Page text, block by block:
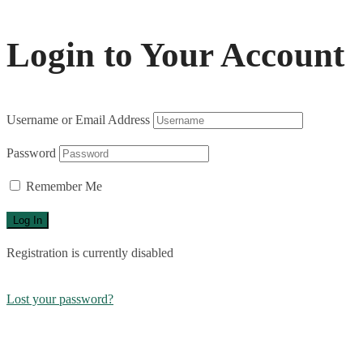
Login to Your Account
Username or Email Address
Password
Remember Me
Registration is currently disabled
Lost your password?